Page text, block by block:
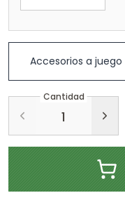
Accesorios a juego
Cantidad